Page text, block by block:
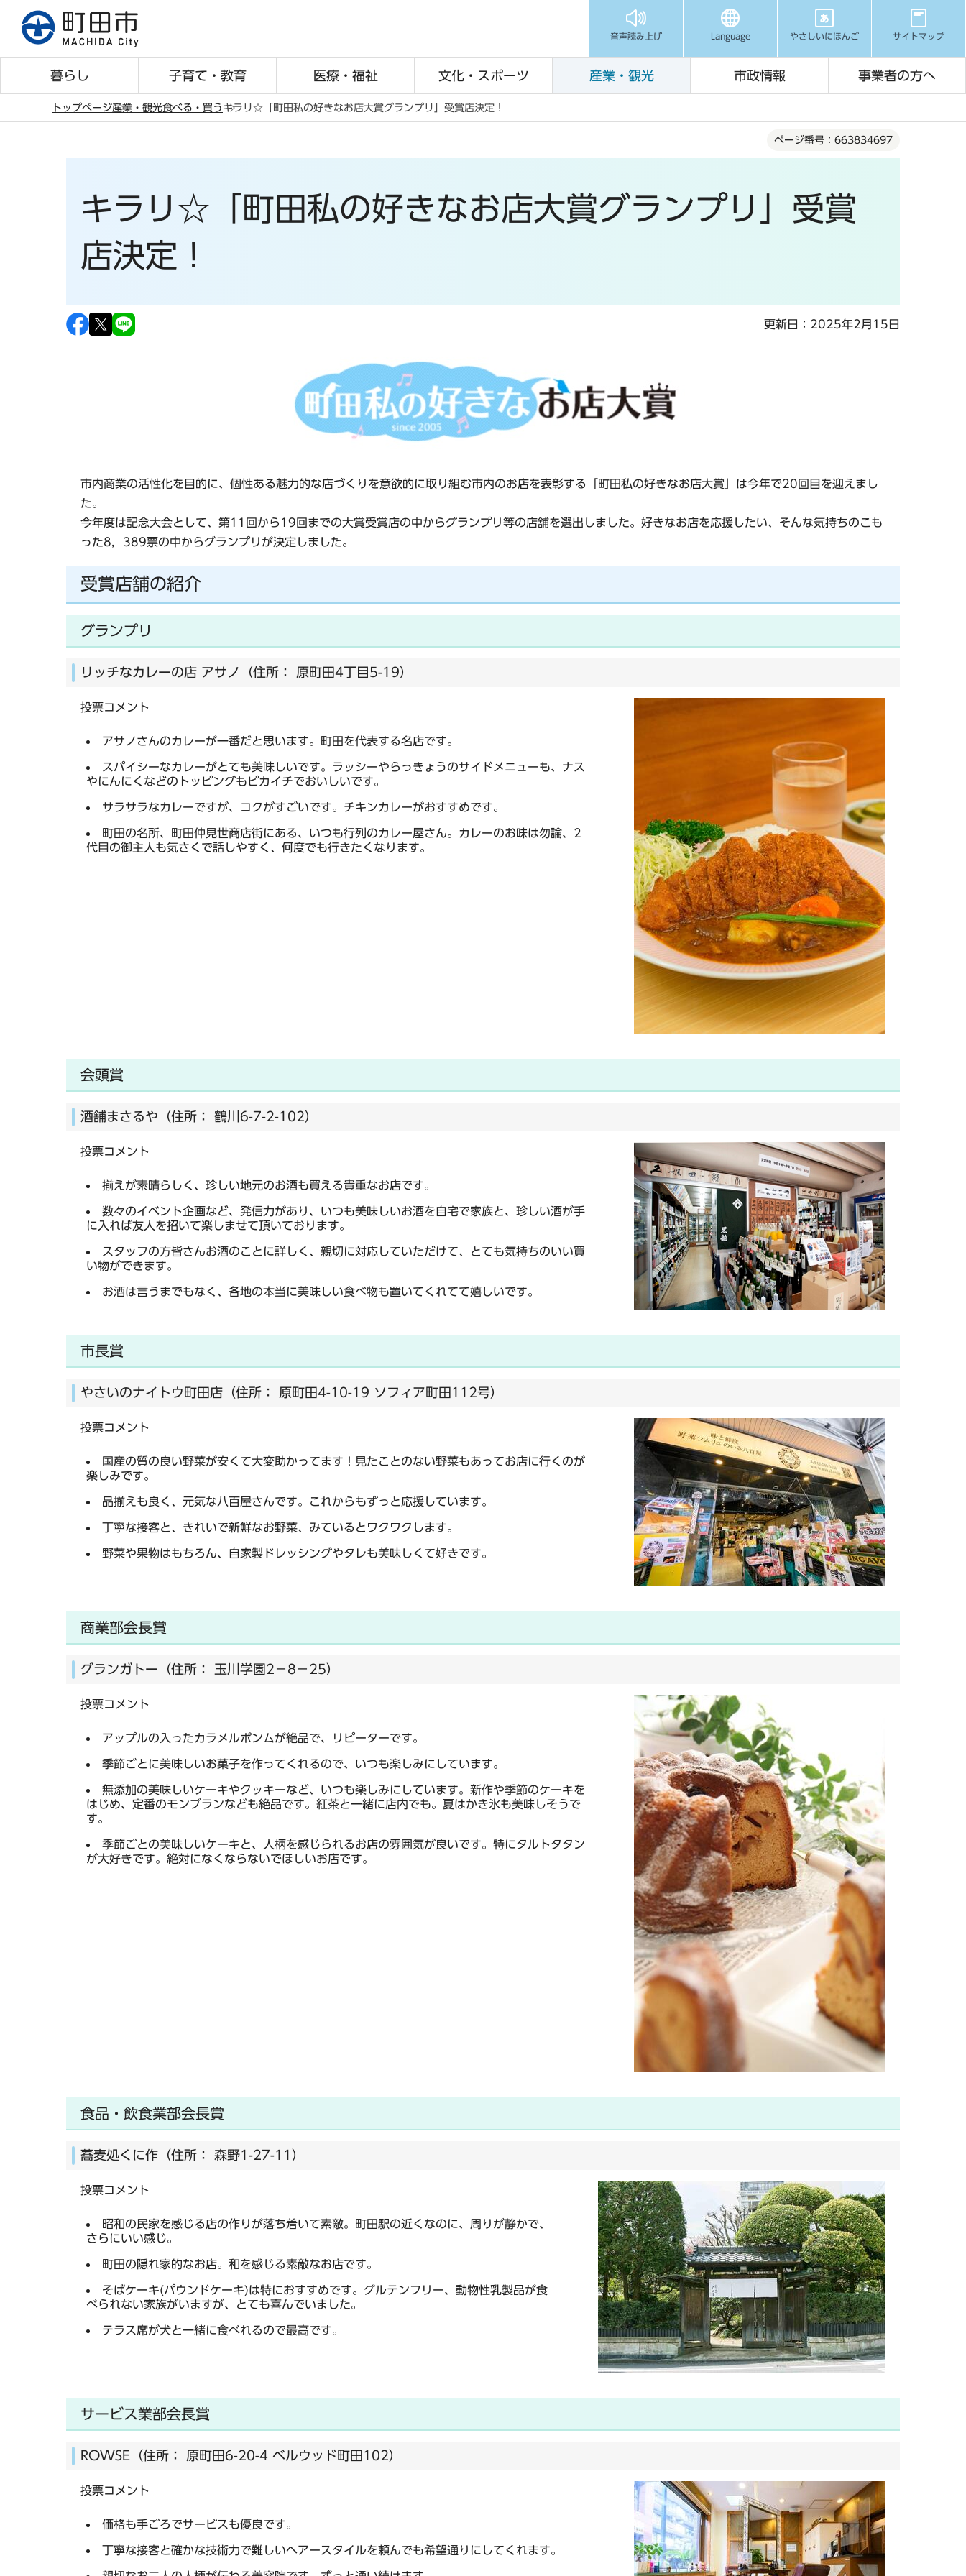
先
音声読み上げ Language やさしいにほんご サイトマップ
暮らし 子育て・教育 医療・福祉 文化・スポーツ 産業・観光 市政情報 事業者の方へ
トップページ産業・観光食べる・買う キラリ☆「町田私の好きなお店大賞グランプリ」受賞店決定！
ページ番号：663834697
キラリ☆「町田私の好きなお店大賞グランプリ」受賞
店決定！
更新日：2025年2月15日
市内商業の活性化を目的に、個性ある魅力的な店づくりを意欲的に取り組む市内のお店を表彰する「町田私の好きなお店大賞」は今年で20回目を迎えまし
た。
今年度は記念大会として、第11回から19回までの大賞受賞店の中からグランプリ等の店舗を選出しました。好きなお店を応援したい、そんな気持ちのこも
った8，389票の中からグランプリが決定しました。
受賞店舗の紹介
グランプリ
リッチなカレーの店 アサノ（住所： 原町田4丁目5-19）
投票コメント
アサノさんのカレーが一番だと思います。町田を代表する名店です。
スパイシーなカレーがとても美味しいです。ラッシーやらっきょうのサイドメニューも、ナス
やにんにくなどのトッピングもピカイチでおいしいです。
サラサラなカレーですが、コクがすごいです。チキンカレーがおすすめです。
町田の名所、町田仲見世商店街にある、いつも行列のカレー屋さん。カレーのお味は勿論、2
代目の御主人も気さくで話しやすく、何度でも行きたくなります。
会頭賞
酒舗まさるや（住所： 鶴川6-7-2-102）
投票コメント
揃えが素晴らしく、珍しい地元のお酒も買える貴重なお店です。
数々のイベント企画など、発信力があり、いつも美味しいお酒を自宅で家族と、珍しい酒が手
に入れば友人を招いて楽しませて頂いております。
スタッフの方皆さんお酒のことに詳しく、親切に対応していただけて、とても気持ちのいい買
い物ができます。
お酒は言うまでもなく、各地の本当に美味しい食べ物も置いてくれてて嬉しいです。
市長賞
やさいのナイトウ町田店（住所： 原町田4-10-19 ソフィア町田112号）
投票コメント
国産の質の良い野菜が安くて大変助かってます！見たことのない野菜もあってお店に行くのが
楽しみです。
品揃えも良く、元気な八百屋さんです。これからもずっと応援しています。
丁寧な接客と、きれいで新鮮なお野菜、みているとワクワクします。
野菜や果物はもちろん、自家製ドレッシングやタレも美味しくて好きです。
商業部会長賞
グランガトー（住所： 玉川学園2－8－25）
投票コメント
アップルの入ったカラメルポンムが絶品で、リピーターです。
季節ごとに美味しいお菓子を作ってくれるので、いつも楽しみにしています。
無添加の美味しいケーキやクッキーなど、いつも楽しみにしています。新作や季節のケーキを
はじめ、定番のモンブランなども絶品です。紅茶と一緒に店内でも。夏はかき氷も美味しそうで
す。
季節ごとの美味しいケーキと、人柄を感じられるお店の雰囲気が良いです。特にタルトタタン
が大好きです。絶対になくならないでほしいお店です。
食品・飲食業部会長賞
蕎麦処くに作（住所： 森野1-27-11）
投票コメント
昭和の民家を感じる店の作りが落ち着いて素敵。町田駅の近くなのに、周りが静かで、
さらにいい感じ。
町田の隠れ家的なお店。和を感じる素敵なお店です。
そばケーキ(パウンドケーキ)は特におすすめです。グルテンフリー、動物性乳製品が食
べられない家族がいますが、とても喜んでいました。
テラス席が犬と一緒に食べれるので最高です。
サービス業部会長賞
ROWSE（住所： 原町田6-20-4 ベルウッド町田102）
投票コメント
価格も手ごろでサービスも優良です。
丁寧な接客と確かな技術力で難しいヘアースタイルを頼んでも希望通りにしてくれます。